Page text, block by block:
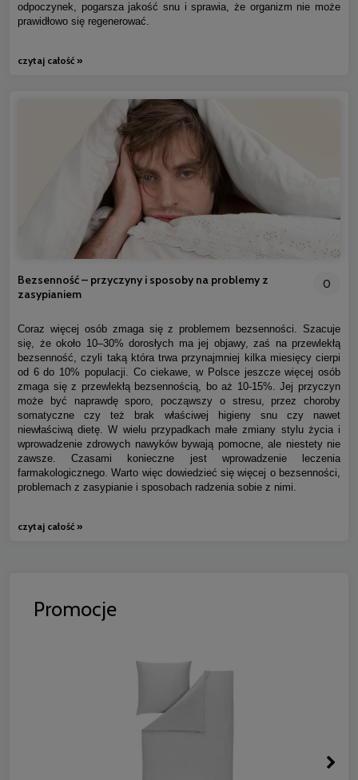
odpoczynek, pogarsza jakość snu i sprawia, że organizm nie może
prawidłowo się regenerować.
czytaj całość »
Bezsenność – przyczyny i sposoby na problemy z
zasypianiem
0
Coraz więcej osób zmaga się z problemem bezsenności. Szacuje
się, że około 10–30% dorosłych ma jej objawy, zaś na przewlekłą
bezsenność, czyli taką która trwa przynajmniej kilka miesięcy cierpi
od 6 do 10% populacji. Co ciekawe, w Polsce jeszcze więcej osób
zmaga się z przewlekłą bezsennością, bo aż 10-15%. Jej przyczyn
może być naprawdę sporo, począwszy o stresu, przez choroby
somatyczne czy też brak właściwej higieny snu czy nawet
niewłaściwą dietę. W wielu przypadkach małe zmiany stylu życia i
wprowadzenie zdrowych nawyków bywają pomocne, ale niestety nie
zawsze. Czasami konieczne jest wprowadzenie leczenia
farmakologicznego. Warto więc dowiedzieć się więcej o bezsenności,
problemach z zasypianie i sposobach radzenia sobie z nimi.
czytaj całość »
Promocje